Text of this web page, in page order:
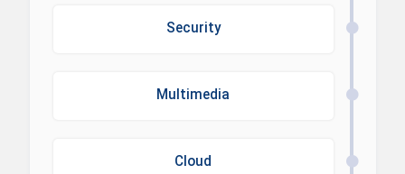
Security
Multimedia
Cloud